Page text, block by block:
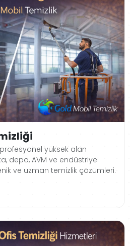
yüksek alan
depo, AVM ve endüstriyel
ve uzman temizlik çözümleri.